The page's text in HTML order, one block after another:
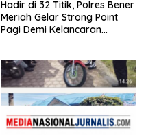
Hadir di 32 Titik, Polres Bener
Meriah Gelar Strong Point
Pagi Demi Kelancaran